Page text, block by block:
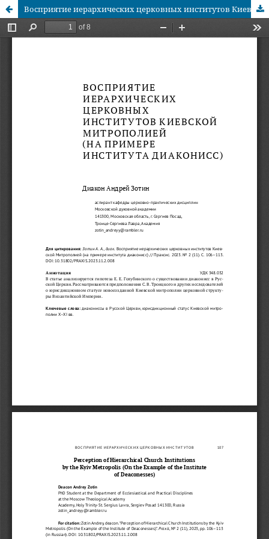
Восприятие иерархических церковных институтов Киевской Митрополией (на примере института диаконисс)